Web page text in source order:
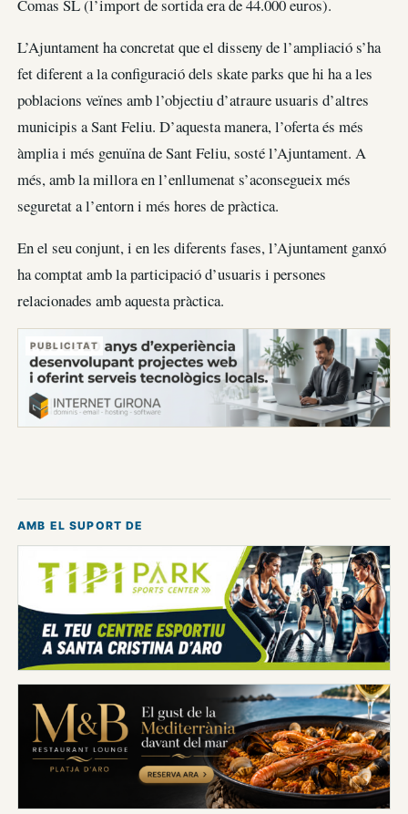
Comas SL (l’import de sortida era de 44.000 euros).
L’Ajuntament ha concretat que el disseny de l’ampliació s’ha
fet diferent a la configuració dels skate parks que hi ha a les
poblacions veïnes amb l’objectiu d’atraure usuaris d’altres
municipis a Sant Feliu. D’aquesta manera, l’oferta és més
àmplia i més genuïna de Sant Feliu, sosté l’Ajuntament. A
més, amb la millora en l’enllumenat s’aconsegueix més
seguretat a l’entorn i més hores de pràctica.
En el seu conjunt, i en les diferents fases, l’Ajuntament ganxó
ha comptat amb la participació d’usuaris i persones
relacionades amb aquesta pràctica.
PUBLICITAT
AMB EL SUPORT DE